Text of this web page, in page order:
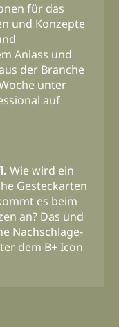
für das
und Konzepte
Anlass und
der Branche
unter
auf
Wie wird ein
Gesteckarten
es beim
an? Das und
Nachschlage-
dem B+ Icon